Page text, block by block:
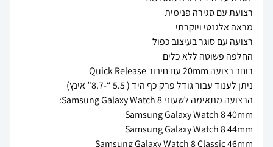
Samsung Galaxy Watch 8 Classic 46mm